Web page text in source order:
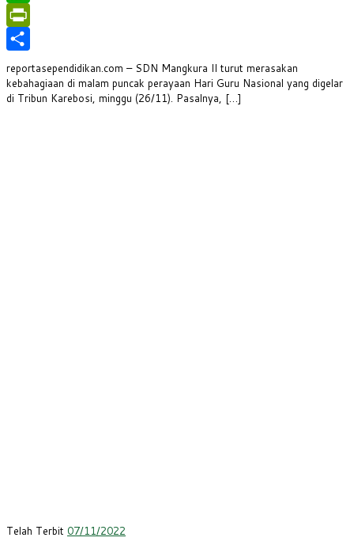
WhatsApp
PrintFriendly
Share
reportasependidikan.com – SDN Mangkura II turut merasakan
kebahagiaan di malam puncak perayaan Hari Guru Nasional yang digelar
di Tribun Karebosi, minggu (26/11). Pasalnya, […]
Telah Terbit 07/11/2022